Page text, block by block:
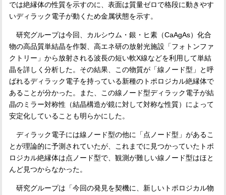
では絶縁体の性質を示すのに、表面は質量ゼロで格段に動きやす
いディラック電子が動くため金属状態を示す。
研究グループは今回、カルシウム・銀・ヒ素（CaAgAs）化合
物の高品質単結晶を作製、高エネ研の放射光施設「フォトンファ
クトリー」から放射される波長の短い軟X線などを利用して単結
晶を詳しく分析した。その結果、この物質が「線ノード型」と呼
ばれるディラック電子を持っている新種のトポロジカル絶縁体で
あることが分かった。また、この線ノード型ディラック電子が結
晶のミラー対称性（結晶構造が鏡に対して対称な性質）によって
安定化していることも明らかにした。
ディラック電子には線ノード型の他に「点ノード型」があるこ
とが理論的に予測されていたが、これまでに見つかっていたトポ
ロジカル絶縁体は点ノード型で、観測が難しい線ノード型はほと
んど見つからなかった。
研究グループは「今回の発見を契機に、新しいトポロジカル物